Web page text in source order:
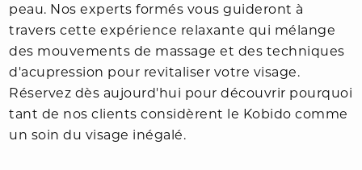
peau. Nos experts formés vous guideront à
travers cette expérience relaxante qui mélange
des mouvements de massage et des techniques
d'acupression pour revitaliser votre visage.
Réservez dès aujourd'hui pour découvrir pourquoi
tant de nos clients considèrent le Kobido comme
un soin du visage inégalé.